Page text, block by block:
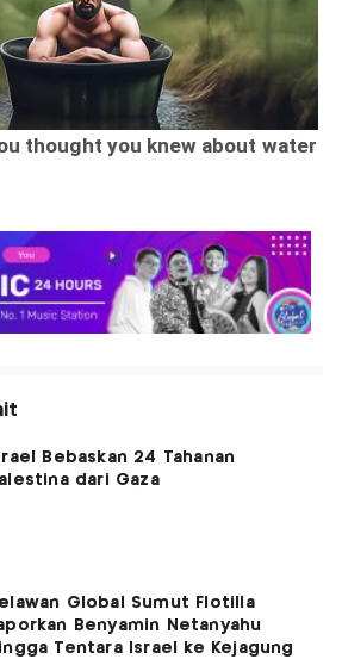
Bebaskan 24 Tahanan
dari Gaza
Global Sumut Flotilla
Benyamin Netanyahu
Tentara Israel ke Kejagung